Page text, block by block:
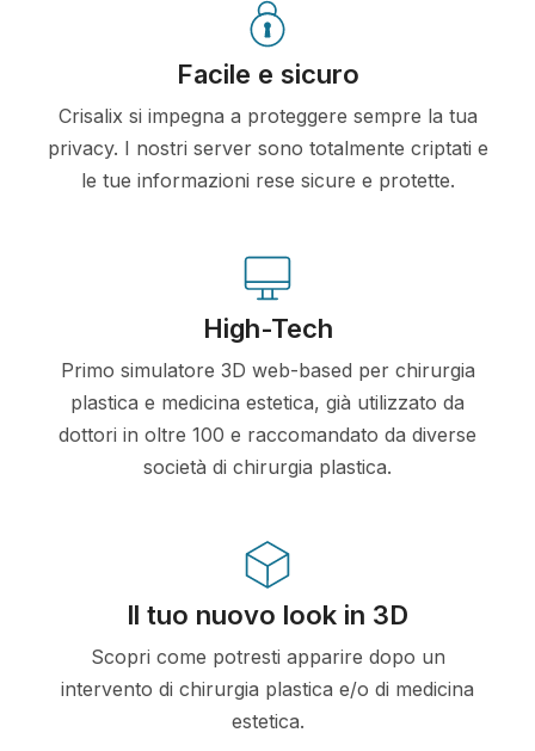
Facile e sicuro
Crisalix si impegna a proteggere sempre la tua
privacy. I nostri server sono totalmente criptati e
le tue informazioni rese sicure e protette.
High-Tech
Primo simulatore 3D web-based per chirurgia
plastica e medicina estetica, già utilizzato da
dottori in oltre 100 e raccomandato da diverse
società di chirurgia plastica.
Il tuo nuovo look in 3D
Scopri come potresti apparire dopo un
intervento di chirurgia plastica e/o di medicina
estetica.